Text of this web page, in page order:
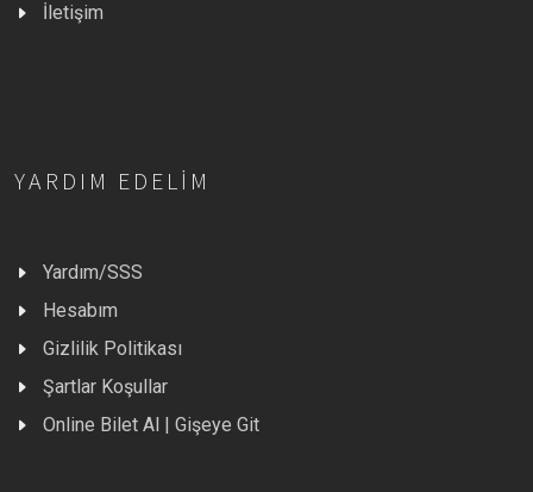
İletişim
YARDIM EDELIM
Yardım/SSS
Hesabım
Gizlilik Politikası
Şartlar Koşullar
Online Bilet Al | Gişeye Git